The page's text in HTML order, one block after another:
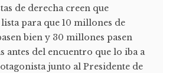
de derecha creen que
para que 10 millones de
bien y 30 millones pasen
antes del encuentro que lo iba a
junto al Presidente de